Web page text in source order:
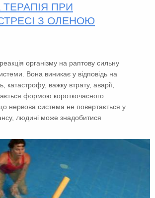
ПРИ
З ОЛЕНОЮ
організму на раптову сильну
Вона виникає у відповідь на
катастрофу, важку втрату, аварії,
формою короткочасного
нервова система не повертається у
людині може знадобитися